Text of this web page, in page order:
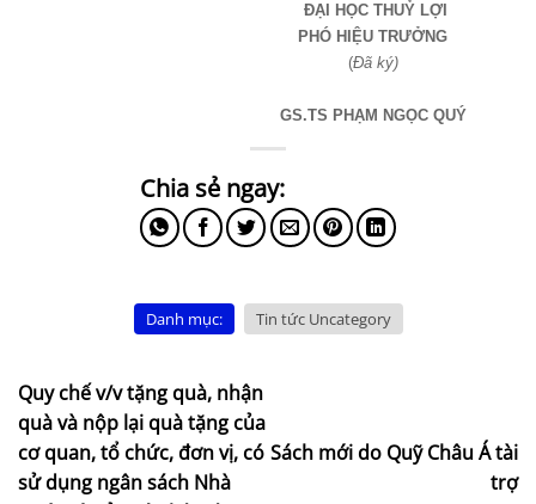
ĐẠI HỌC THUỶ LỢI
PHÓ HIỆU TRƯỞNG
(Đã ký)
GS.TS PHẠM NGỌC QUÝ
Danh mục: Tin tức Uncategory
Quy chế v/v tặng quà, nhận
quà và nộp lại quà tặng của
cơ quan, tổ chức, đơn vị, có
sử dụng ngân sách Nhà
Sách mới do Quỹ Châu Á tài
trợ